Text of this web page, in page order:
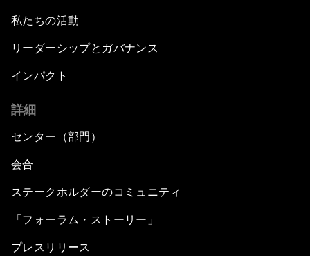
私たちの活動
リーダーシップとガバナンス
インパクト
詳細
センター（部門）
会合
ステークホルダーのコミュニティ
「フォーラム・ストーリー」
プレスリリース